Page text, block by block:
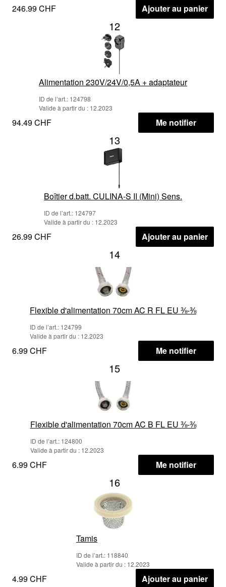
246.99 CHF Ajouter au panier
12
Alimentation 230V/24V/0,5A + adaptateur
ID de l’art.: 124798
Valide à partir du : 12.2023
94.49 CHF Me notifier
13
Boîtier d.batt. CULINA-S II (Mini) Sens.
ID de l’art.: 124797
Valide à partir du : 12.2023
26.99 CHF Ajouter au panier
14
Flexible d'alimentation 70cm AC R FL EU ⅜-⅜
ID de l’art.: 124799
Valide à partir du : 12.2023
6.99 CHF Me notifier
15
Flexible d'alimentation 70cm AC B FL EU ⅜-⅜
ID de l’art.: 124800
Valide à partir du : 12.2023
6.99 CHF Me notifier
16
Tamis
ID de l’art.: 118840
Valide à partir du : 12.2023
4.99 CHF Ajouter au panier